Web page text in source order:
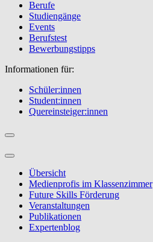
Berufe
Studiengänge
Events
Berufstest
Bewerbungstipps
Informationen für:
Schüler:innen
Student:innen
Quereinsteiger:innen
Übersicht
Medienprofis im Klassenzimmer
Future Skills Förderung
Veranstaltungen
Publikationen
Expertenblog